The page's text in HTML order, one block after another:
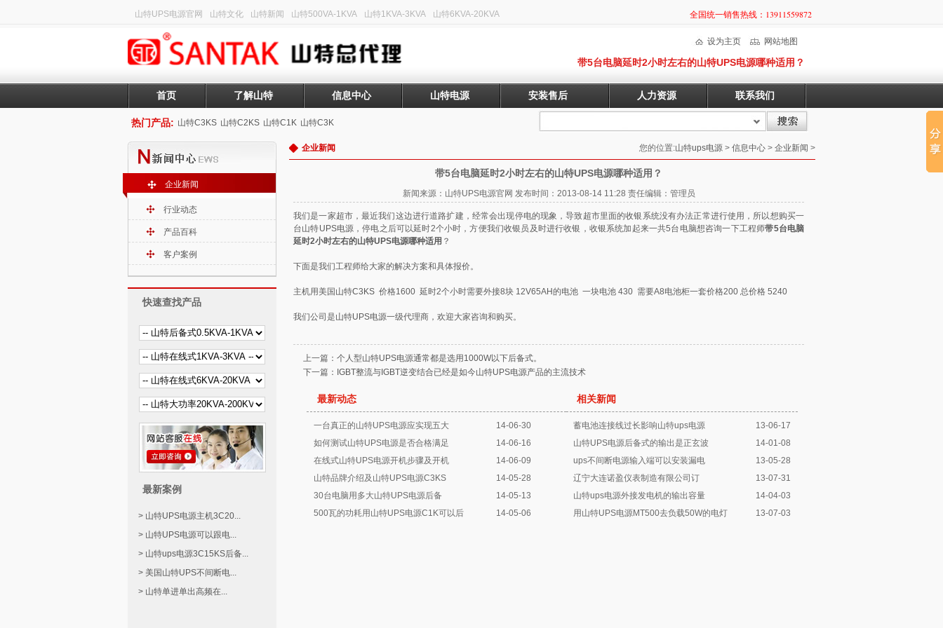
全国统一销售热线：13911559872
山特UPS电源官网 山特文化 山特新闻 山特500VA-1KVA 山特1KVA-3KVA 山特6KVA-20KVA
网站地图
设为主页
带5台电脑延时2小时左右的山特UPS电源哪种适用？
首页 了解山特 信息中心 山特电源 安装售后 人力资源 联系我们
热门产品: 山特C3KS 山特C2KS 山特C1K 山特C3K
企业新闻
行业动态
产品百科
客户案例
快速查找产品
最新案例
> 山特UPS电源主机3C20...
> 山特UPS电源可以跟电...
> 山特ups电源3C15KS后备...
> 美国山特UPS不间断电...
> 山特单进单出高频在...
企业新闻 您的位置:山特ups电源 > 信息中心 > 企业新闻 >
带5台电脑延时2小时左右的山特UPS电源哪种适用？
新闻来源：山特UPS电源官网 发布时间：2013-08-14 11:28 责任编辑：管理员
我们是一家超市，最近我们这边进行道路扩建，经常会出现停电的现象，导致超市里面的收银系统没有办法正常进行使用，所以想购买一
台山特UPS电源 ，停电之后可以延时2个小时，方便我们收银员及时进行收银，收银系统加起来一共5台电脑想咨询一下工程师带5台电脑
延时2小时左右的山特UPS电源哪种适用 ？
下面是我们工程师给大家的解决方案和具体报价。
主机用美国 山特C3KS 价格1600 延时2个小时需要外接8块 12V65AH的电池 一块电池 430 需要A8电池柜一套价格200 总价格 5240
我们公司是山特UPS电源一级代理商，欢迎大家咨询和购买。
上一篇： 个人型山特UPS电源通常都是选用1000W以下后备式。
下一篇： IGBT整流与IGBT逆变结合已经是如今山特UPS电源产品的主流技术
最新动态
一台真正的山特UPS电源应实现五大
14-06-30
如何测试山特UPS电源是否合格满足
14-06-16
在线式山特UPS电源开机步骤及开机
14-06-09
山特品牌介绍及山特UPS电源C3KS
14-05-28
30台电脑用多大山特UPS电源后备
14-05-13
500瓦的功耗用山特UPS电源C1K可以后
14-05-06
相关新闻
蓄电池连接线过长影响山特ups电源
13-06-17
山特UPS电源后备式的输出是正玄波
14-01-08
ups不间断电源输入端可以安装漏电
13-05-28
辽宁大连诺盈仪表制造有限公司订
13-07-31
山特ups电源外接发电机的输出容量
14-04-03
用山特UPS电源MT500去负载50W的电灯
13-07-03